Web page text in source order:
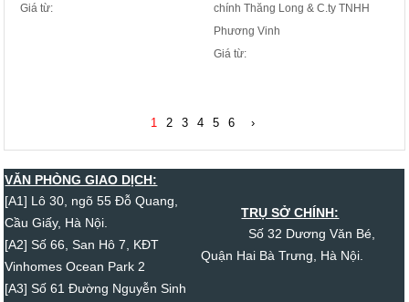
Giá từ:
chính Thăng Long & C.ty TNHH
Phương Vinh
Giá từ:
1 2 3 4 5 6 ›
VĂN PHÒNG GIAO DỊCH:
[A1] Lô 30, ngõ 55 Đỗ Quang,
Cầu Giấy, Hà Nội.
[A2] Số 66, San Hô 7, KĐT
Vinhomes Ocean Park 2
[A3] Số 61 Đường Nguyễn Sinh
TRỤ SỞ CHÍNH:
Số 32 Dương Văn Bé,
Quận Hai Bà Trưng, Hà Nội.